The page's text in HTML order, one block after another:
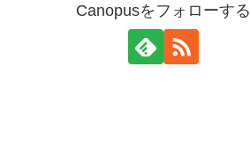
Canopusをフォローする